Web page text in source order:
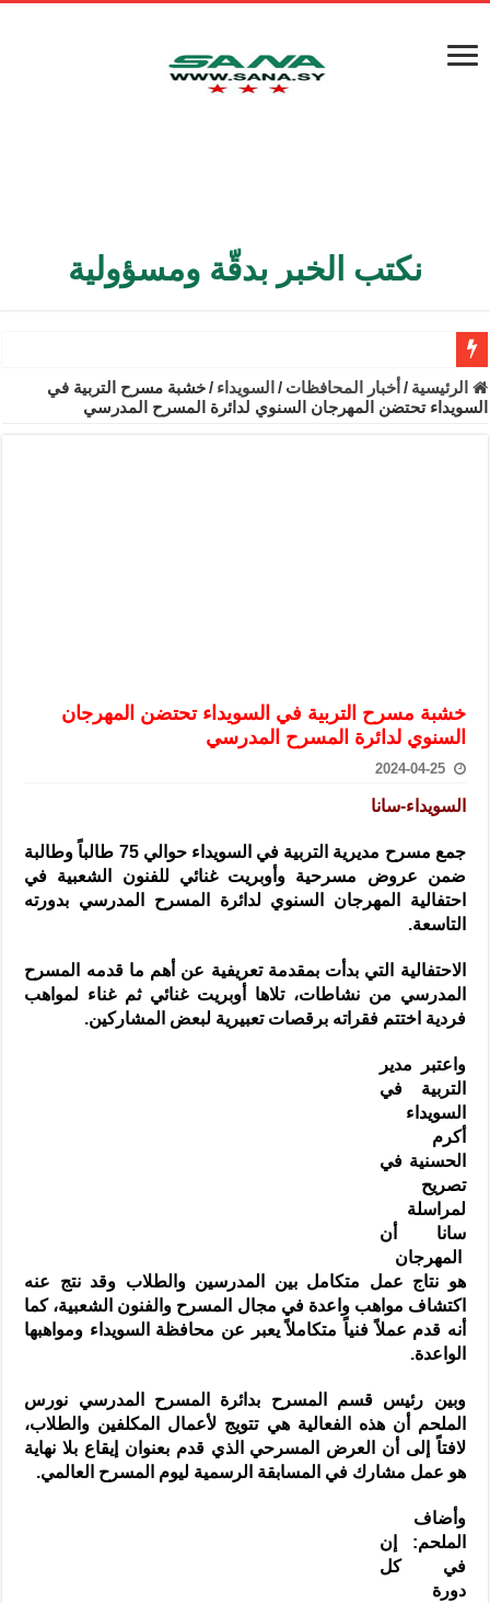
نكتب الخبر بدقّة ومسؤولية
الأمن الداخلي يعثر على مقبرة جماعية في ريف اللاذقية تضم 9 جثامين
الوزير الشيباني يبحث في باريس تعزيز الاستقرار في سوريا
سوريا تبحث مع الإيسيسكو التعاون في البحث العلمي وحماية التراث
الرئيسية / أخبار المحافظات / السويداء /خشبة مسرح التربية في
السويداء تحتضن المهرجان السنوي لدائرة المسرح المدرسي
خشبة مسرح التربية في السويداء تحتضن المهرجان
السنوي لدائرة المسرح المدرسي
2024-04-25
السويداء-سانا
جمع مسرح مديرية التربية في السويداء حوالي 75 طالباً وطالبة
ضمن عروض مسرحية وأوبريت غنائي للفنون الشعبية في
احتفالية المهرجان السنوي لدائرة المسرح المدرسي بدورته
التاسعة.
الاحتفالية التي بدأت بمقدمة تعريفية عن أهم ما قدمه المسرح
المدرسي من نشاطات، تلاها أوبريت غنائي ثم غناء لمواهب
فردية اختتم فقراته برقصات تعبيرية لبعض المشاركين.
واعتبر مدير
التربية في
السويداء
أكرم
الحسنية في
تصريح
لمراسلة
سانا أن
المهرجان
هو نتاج عمل متكامل بين المدرسين والطلاب وقد نتج عنه
اكتشاف مواهب واعدة في مجال المسرح والفنون الشعبية، كما
أنه قدم عملاً فنياً متكاملاً يعبر عن محافظة السويداء ومواهبها
الواعدة.
وبين رئيس قسم المسرح بدائرة المسرح المدرسي نورس
الملحم أن هذه الفعالية هي تتويج لأعمال المكلفين والطلاب،
لافتاً إلى أن العرض المسرحي الذي قدم بعنوان إيقاع بلا نهاية
هو عمل مشارك في المسابقة الرسمية ليوم المسرح العالمي.
وأضاف
الملحم: إن
في كل
دورة